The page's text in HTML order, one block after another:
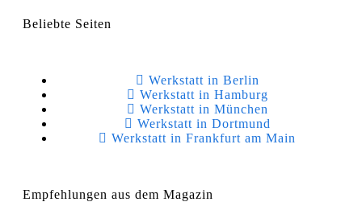
Beliebte Seiten
Werkstatt in Berlin
Werkstatt in Hamburg
Werkstatt in München
Werkstatt in Dortmund
Werkstatt in Frankfurt am Main
Empfehlungen aus dem Magazin